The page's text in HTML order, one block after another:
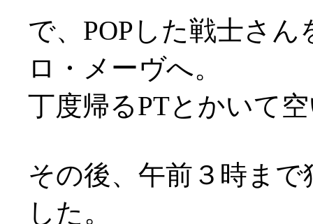
で、POPした戦士さ
ロ・メーヴへ。
丁度帰るPTとかいて
その後、午前３時ま
した。